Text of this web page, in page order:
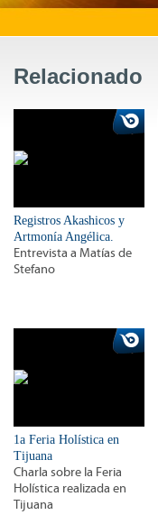
Relacionado
Registros Akashicos y
Artmonía Angélica.
Entrevista a Matías de
Stefano
1a Feria Holística en
Tijuana
Charla sobre la Feria
Holística realizada en
Tijuana